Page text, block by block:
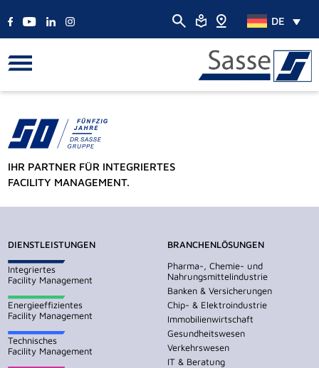
DE
IHR PARTNER FÜR INTEGRIERTES
FACILITY MANAGEMENT.
DIENSTLEISTUNGEN
Integriertes
Facility Management
Energieeffizientes
Facility Management
Technisches
Facility Management
BRANCHENLÖSUNGEN
Pharma-, Chemie- und
Nahrungsmittelindustrie
Banken & Versicherungen
Chip- & Elektroindustrie
Immobilienwirtschaft
Gesundheitswesen
Verkehrswesen
IT & Beratung